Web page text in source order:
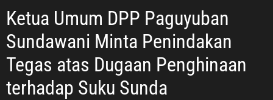
Ketua Umum DPP Paguyuban
Sundawani Minta Penindakan
Tegas atas Dugaan Penghinaan
terhadap Suku Sunda